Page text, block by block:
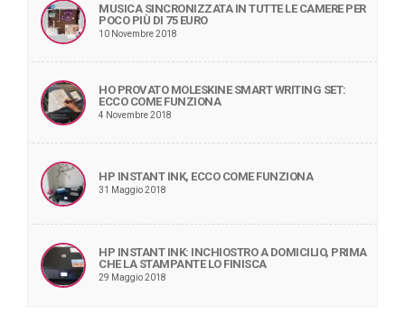
MUSICA SINCRONIZZATA IN TUTTE LE CAMERE PER
POCO PIÙ DI 75 EURO
10 Novembre 2018
HO PROVATO MOLESKINE SMART WRITING SET:
ECCO COME FUNZIONA
4 Novembre 2018
HP INSTANT INK, ECCO COME FUNZIONA
31 Maggio 2018
HP INSTANT INK: INCHIOSTRO A DOMICILIO, PRIMA
CHE LA STAMPANTE LO FINISCA
29 Maggio 2018